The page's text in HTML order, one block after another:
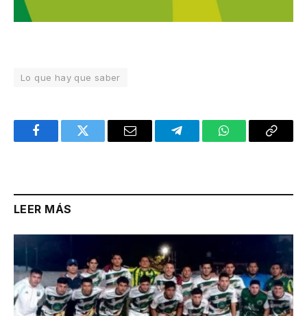
Lo que hay que saber
FacebookTwitter Email TelegramWhatsAppCopy
LEER MÁS